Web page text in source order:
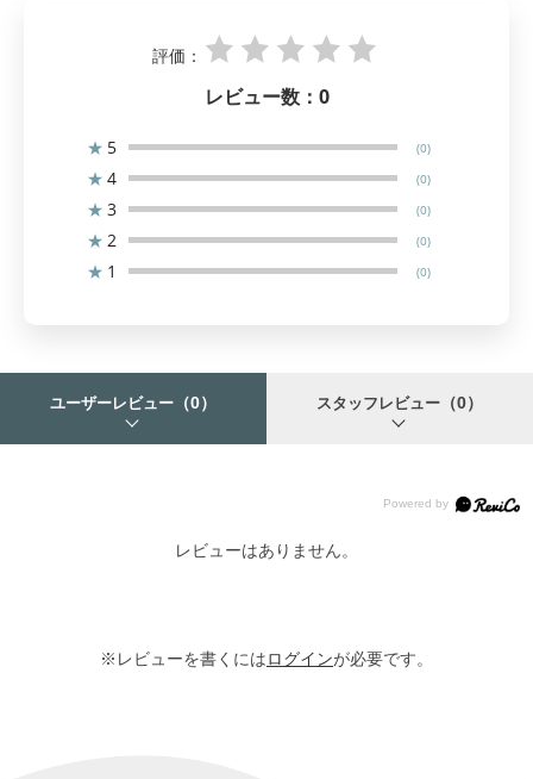
評価：
レビュー数： 0
★ 5 (0)
★ 4 (0)
★ 3 (0)
★ 2 (0)
★ 1 (0)
ユーザーレビュー （0） スタッフレビュー （0）
レビューはありません。
※レビューを書くにはログインが必要です。